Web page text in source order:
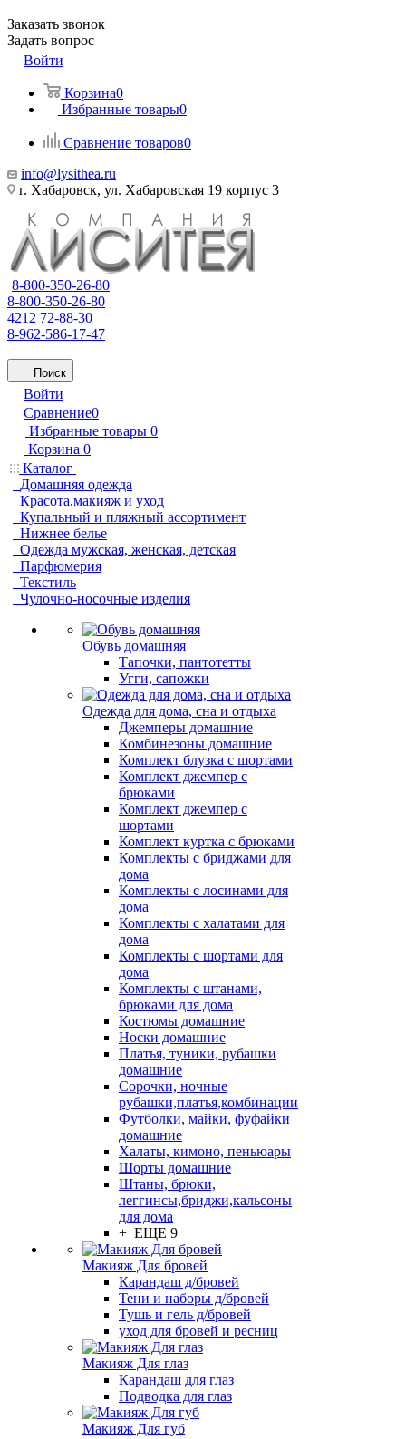
Заказать звонок
Задать вопрос
Войти
Корзина0
Избранные товары0
Сравнение товаров0
info@lysithea.ru
г. Хабаровск, ул. Хабаровская 19 корпус 3
8-800-350-26-80
8-800-350-26-80
4212 72-88-30
8-962-586-17-47
Поиск
Войти
Сравнение0
Избранные товары 0
Корзина 0
Каталог
Домашняя одежда
Красота,макияж и уход
Купальный и пляжный ассортимент
Нижнее белье
Одежда мужская, женская, детская
Парфюмерия
Текстиль
Чулочно-носочные изделия
Обувь домашняя
Тапочки, пантотетты
Угги, сапожки
Одежда для дома, сна и отдыха
Джемперы домашние
Комбинезоны домашние
Комплект блузка с шортами
Комплект джемпер с
брюками
Комплект джемпер с
шортами
Комплект куртка с брюками
Комплекты с бриджами для
дома
Комплекты с лосинами для
дома
Комплекты с халатами для
дома
Комплекты с шортами для
дома
Комплекты с штанами,
брюками для дома
Костюмы домашние
Носки домашние
Платья, туники, рубашки
домашние
Сорочки, ночные
рубашки,платья,комбинации
Футболки, майки, фуфайки
домашние
Халаты, кимоно, пеньюары
Шорты домашние
Штаны, брюки,
леггинсы,бриджи,кальсоны
для дома
+ ЕЩЕ 9
Макияж Для бровей
Карандаш д/бровей
Тени и наборы д/бровей
Тушь и гель д/бровей
уход для бровей и ресниц
Макияж Для глаз
Карандаш для глаз
Подводка для глаз
Макияж Для губ